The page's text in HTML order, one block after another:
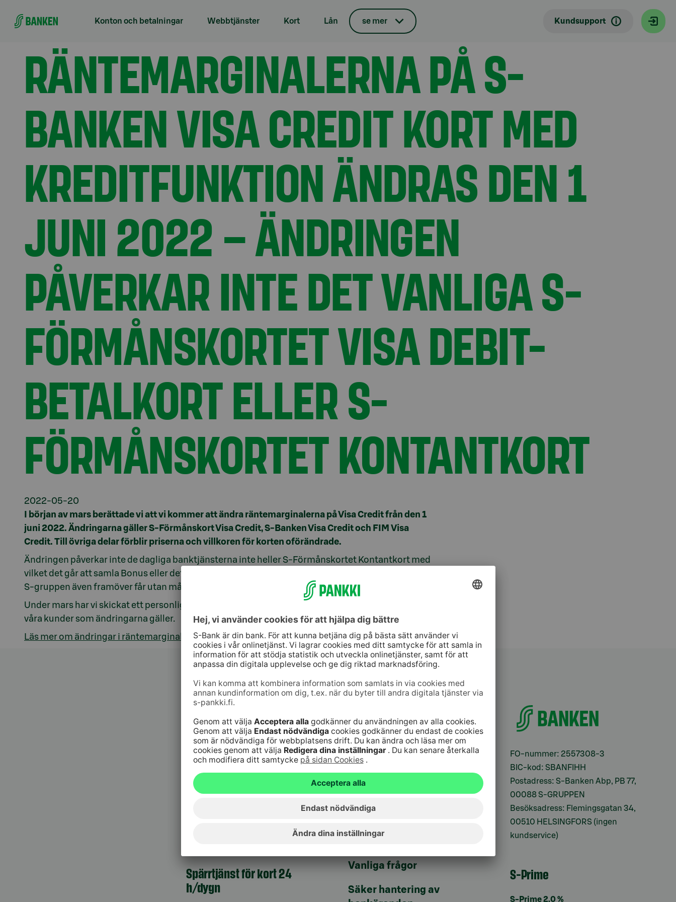
Konton och betalningar Webbtjänster Kort Lån se mer Kundsupport
Räntemarginalerna på S-Banken Visa Credit kort med kreditfunktion ändras den 1 juni 2022 – ändringen påverkar inte det vanliga S-Förmånskortet Visa Debit-
RÄNTEMARGINALERNA PÅ S-
BANKEN VISA CREDIT KORT MED
KREDITFUNKTION ÄNDRAS DEN 1
JUNI 2022 – ÄNDRINGEN
PÅVERKAR INTE DET VANLIGA S-
FÖRMÅNSKORTET VISA DEBIT-
BETALKORT ELLER S-
FÖRMÅNSKORTET KONTANTKORT
2022-05-20
I början av mars berättade vi att vi kommer att ändra räntemarginalerna på Visa Credit från den 1
juni 2022. Ändringarna gäller S-Förmånskort Visa Credit, S-Banken Visa Credit och FIM Visa
Credit. Till övriga delar förblir priserna och villkoren för korten oförändrade.
Ändringen påverkar inte de dagliga banktjänsterna inte heller S-Förmånskortet Kontantkort med
vilket det går att samla Bonus eller det S-Förmånskortet Visa Debit-betalkort, som ägarkunderna i
S-gruppen även framöver får utan månads- och årsavgifter.
Under mars har vi skickat ett personligt meddelande, antingen på webbanken eller per brev till alla
våra kunder som ändringarna gäller.
Läs mer om ändringar i räntemarginalerna på S-Banken Visa Credit
Kundtjänst
010 76 5810(lna/mta)
må–fr kl. 9–16
Spärrtjänst för bankkoder 24
Spärrtjänst för kort 24
h/dygn
Uppdatera dina uppgifter
Kontrollera
webbankskoderna
Vanliga frågor
Säker hantering av
FO-nummer: 2557308-3
BIC-kod: SBANFIHH
Postadress: S-Banken Abp, PB 77,
00088 S-GRUPPEN
Besöksadress: Flemingsgatan 34,
00510 HELSINGFORS (ingen
kundservice)
S-Prime
S-Prime 2,0 %